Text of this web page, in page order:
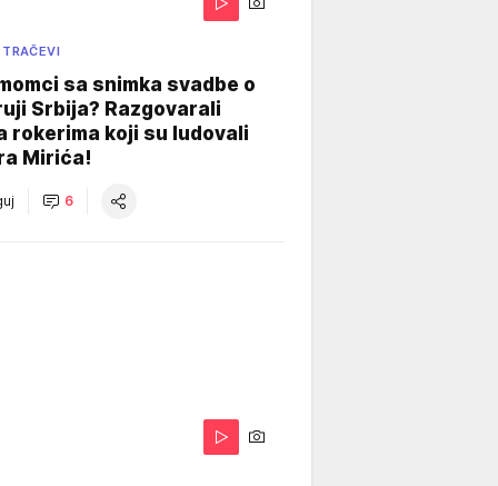
sa snimka svadbe o
Srbija? Razgovarali
rokerima koji su ludovali
Mirića!
6